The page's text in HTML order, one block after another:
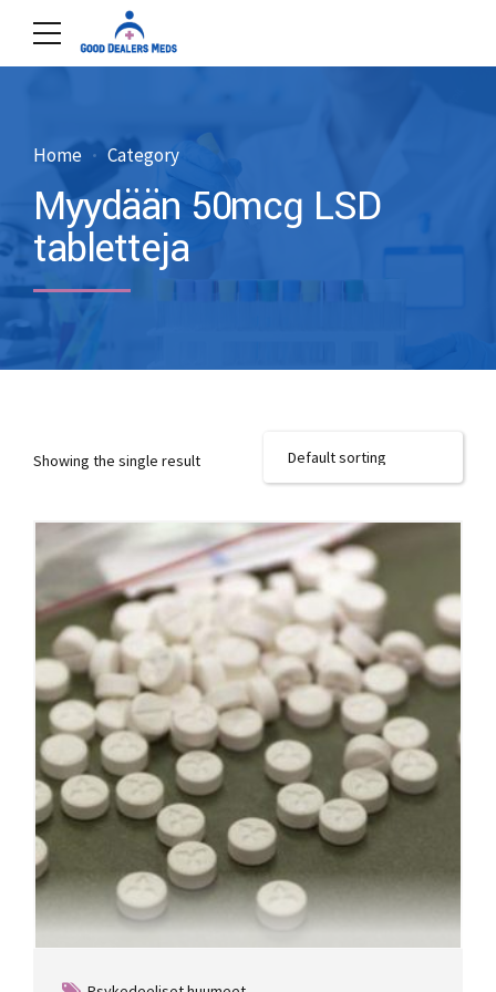
Home Category
Myydään 50mcg LSD
tabletteja
Showing the single result